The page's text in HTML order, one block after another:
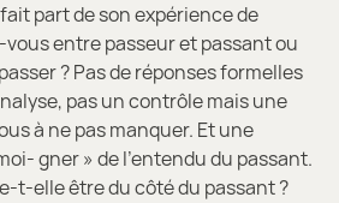
part de son expérience de
entre passeur et passant ou
? Pas de réponses formelles
pas un contrôle mais une
à ne pas manquer. Et une
gner » de l’entendu du passant.
t-elle être du côté du passant ?